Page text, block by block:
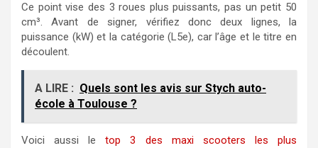
Ce point vise des 3 roues plus puissants, pas un petit 50
cm³. Avant de signer, vérifiez donc deux lignes, la
puissance (kW) et la catégorie (L5e), car l’âge et le titre en
découlent.
A LIRE : Quels sont les avis sur Stych auto-
école à Toulouse ?
Voici aussi letop 3 des maxi scooters les plus